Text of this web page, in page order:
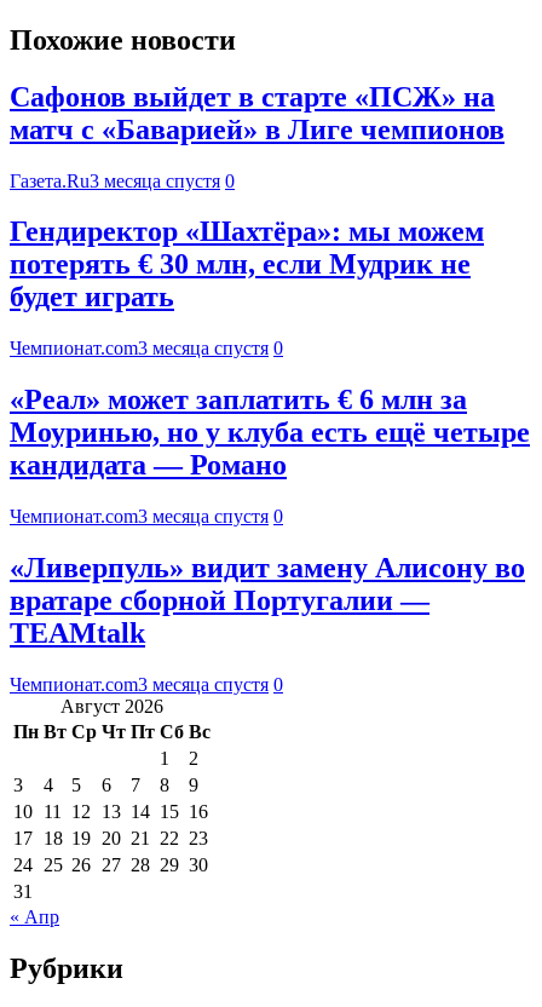
Похожие новости
Сафонов выйдет в старте «ПСЖ» на
матч с «Баварией» в Лиге чемпионов
Газета.Ru3 месяца спустя 0
Гендиректор «Шахтёра»: мы можем
потерять € 30 млн, если Мудрик не
будет играть
Чемпионат.com3 месяца спустя 0
«Реал» может заплатить € 6 млн за
Моуринью, но у клуба есть ещё четыре
кандидата — Романо
Чемпионат.com3 месяца спустя 0
«Ливерпуль» видит замену Алисону во
вратаре сборной Португалии —
TEAMtalk
Чемпионат.com3 месяца спустя 0
Август 2026
Пн Вт Ср Чт Пт Сб Вс
1
2
3
4 5 6 7 8
9
10 11 12 13 14 15 16
17 18 19 20 21 22 23
24 25 26 27 28 29 30
31
« Апр
Рубрики